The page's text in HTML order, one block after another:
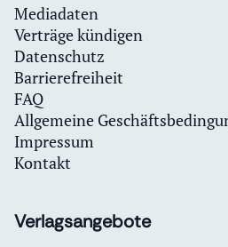
Mediadaten
Verträge kündigen
Datenschutz
Barrierefreiheit
FAQ
Allgemeine
Impressum
Kontakt
Verlagsangebote